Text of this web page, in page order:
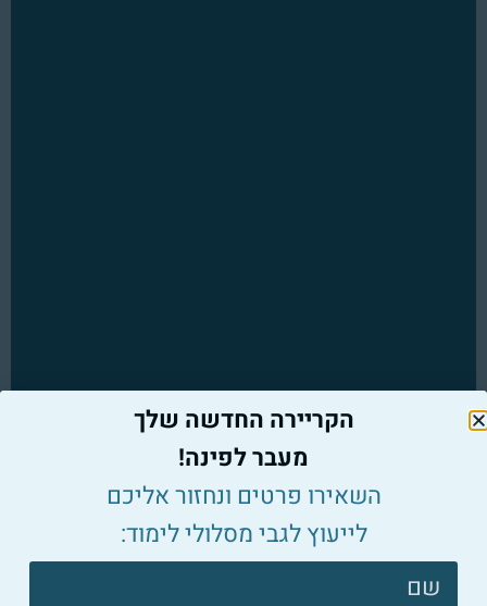
הקריירה החדשה שלך
מעבר לפינה!
השאירו פרטים ונחזור אליכם
לייעוץ לגבי מסלולי לימוד:
צרו